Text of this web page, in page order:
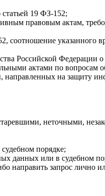
19 ФЗ-152;
правовым актам,
соотношение указанного
Российской Федерации
актами по вопросам
направленных на защиту
неточными,
порядке;
данных или в судебном
направить запрос лично